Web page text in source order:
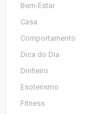
Bem-Estar
Casa
Comportamento
Dica do Dia
Dinheiro
Esoterismo
Fitness